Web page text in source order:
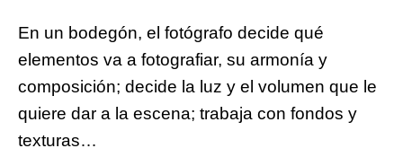
En un bodegón, el fotógrafo decide qué
elementos va a fotografiar, su armonía y
composición; decide la luz y el volumen que le
quiere dar a la escena; trabaja con fondos y
texturas…